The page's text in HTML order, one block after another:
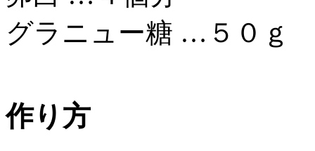
グラニュー糖 …５０ｇ
作り方